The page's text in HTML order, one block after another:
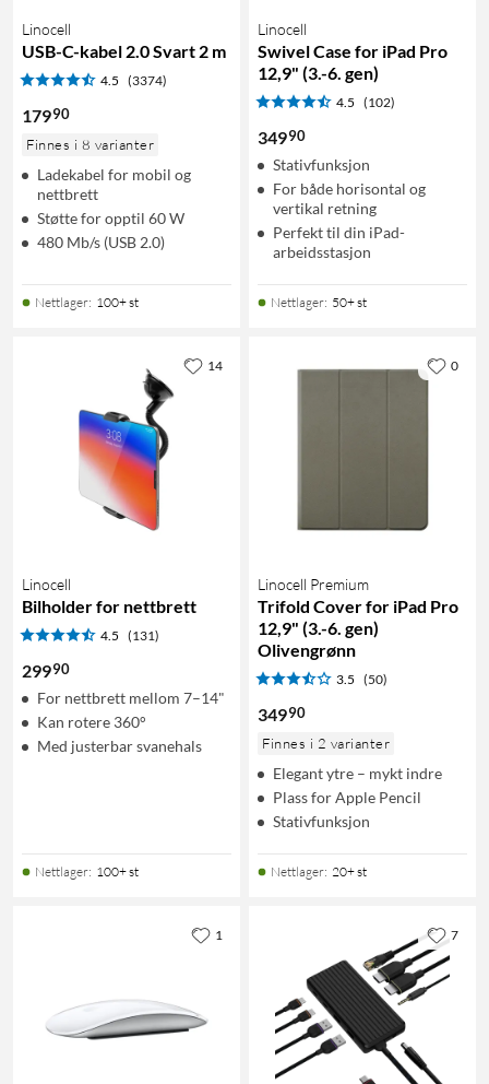
Linocell
USB-C-kabel 2.0 Svart 2 m
4.5 (3374)
17990
Finnes i 8 varianter
Ladekabel for mobil og
nettbrett
Støtte for opptil 60 W
480 Mb/s (USB 2.0)
Nettlager: 100+ st
Linocell
Swivel Case for iPad Pro
12,9" (3.-6. gen)
4.5 (102)
34990
Stativfunksjon
For både horisontal og
vertikal retning
Perfekt til din iPad-
arbeidsstasjon
Nettlager: 50+ st
Linocell
Bilholder for nettbrett
4.5 (131)
29990
For nettbrett mellom 7–14"
Kan rotere 360°
Med justerbar svanehals
Nettlager: 100+ st
14
Linocell Premium
Trifold Cover for iPad Pro
12,9" (3.-6. gen)
Olivengrønn
3.5 (50)
34990
Finnes i 2 varianter
Elegant ytre – mykt indre
Plass for Apple Pencil
Stativfunksjon
Nettlager: 20+ st
0
1 7